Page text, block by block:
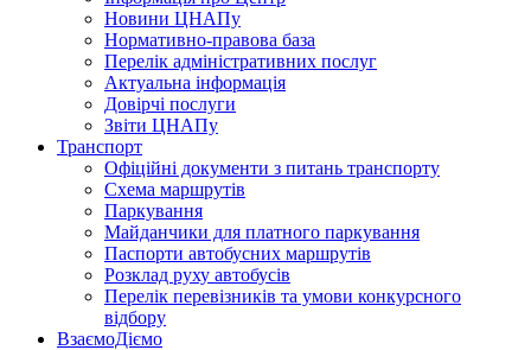
Новини ЦНАПу
Нормативно-правова база
Перелік адміністративних послуг
Актуальна інформація
Довірчі послуги
Звіти ЦНАПу
Транспорт
Офіційні документи з питань транспорту
Схема маршрутів
Паркування
Майданчики для платного паркування
Паспорти автобусних маршрутів
Розклад руху автобусів
Перелік перевізників та умови конкурсного
відбору
ВзаємоДіємо